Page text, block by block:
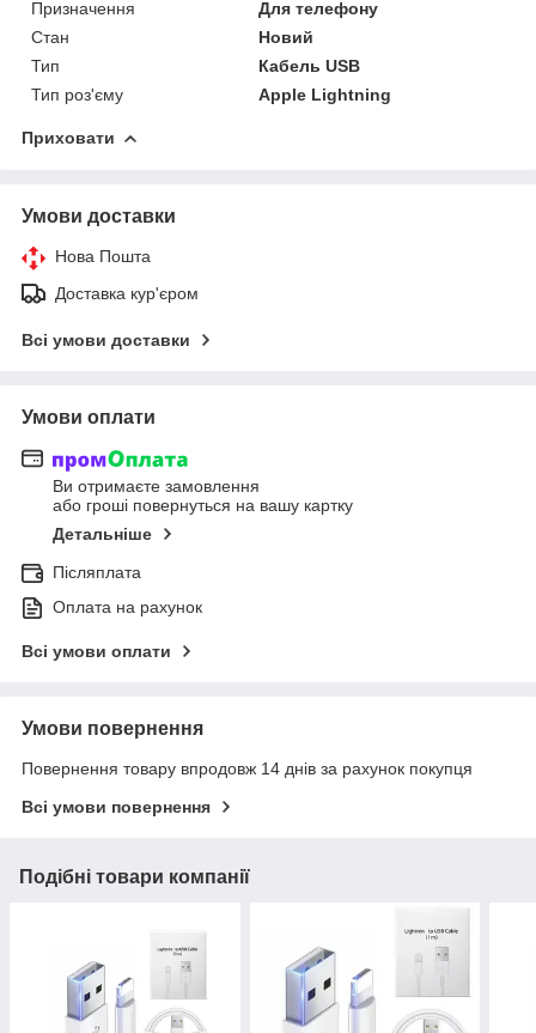
Призначення
Для телефону
Стан
Новий
Тип
Кабель USB
Тип роз'єму
Apple Lightning
Приховати
Умови доставки
Нова Пошта
Доставка кур'єром
Всі умови доставки
Умови оплати
Ви отримаєте замовлення
або гроші повернуться на вашу картку
Детальніше
Післяплата
Оплата на рахунок
Всі умови оплати
Умови повернення
Повернення товару впродовж 14 днів за рахунок покупця
Всі умови повернення
Подібні товари компанії